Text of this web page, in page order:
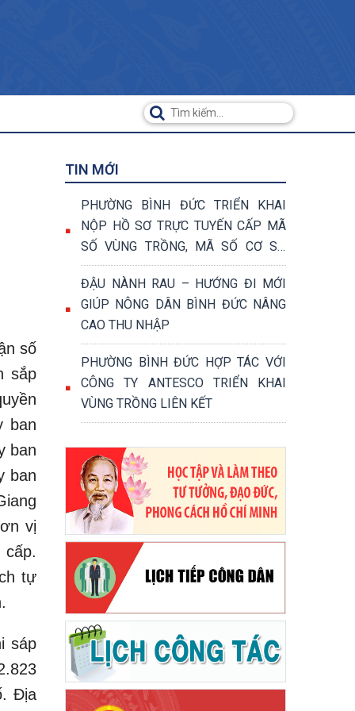
số
sắp
ban
ban
ban
vị
tự
sáp
Địa
TIN MỚI
PHƯỜNG BÌNH ĐỨC TRIỂN KHAI
NỘP HỒ SƠ TRỰC TUYẾN CẤP MÃ
SỐ VÙNG TRỒNG, MÃ SỐ CƠ SỞ
ĐÓNG GÓI
ĐẬU NÀNH RAU – HƯỚNG ĐI MỚI
GIÚP NÔNG DÂN BÌNH ĐỨC NÂNG
CAO THU NHẬP
PHƯỜNG BÌNH ĐỨC HỢP TÁC VỚI
CÔNG TY ANTESCO TRIỂN KHAI
VÙNG TRỒNG LIÊN KẾT